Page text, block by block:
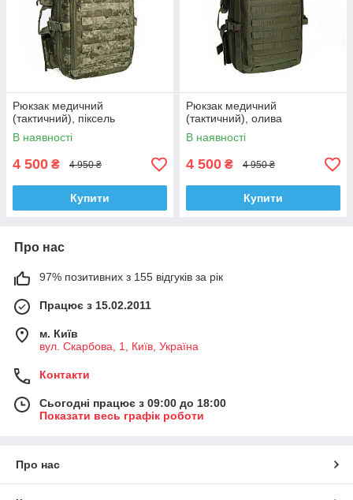
Рюкзак медичний
(тактичний), піксель
В наявності
4 500 ₴ 4 950 ₴
Купити
Рюкзак медичний
(тактичний), олива
В наявності
4 500 ₴ 4 950 ₴
Купити
Про нас
97% позитивних з 155 відгуків за рік
Працює з 15.02.2011
м. Київ
вул. Скарбова, 1, Київ, Україна
Контакти
Сьогодні працює з 09:00 до 18:00
Показати весь графік роботи
Про нас